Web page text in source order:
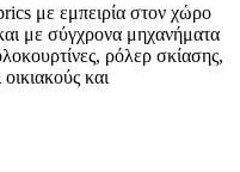
με εμπειρία στον χώρο
με σύγχρονα μηχανήματα
ρόλερ σκίασης,
και